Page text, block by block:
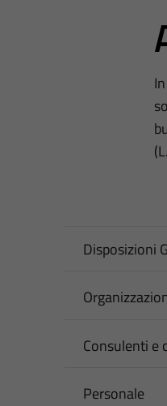
Disposizioni
Consulenti e
Personale